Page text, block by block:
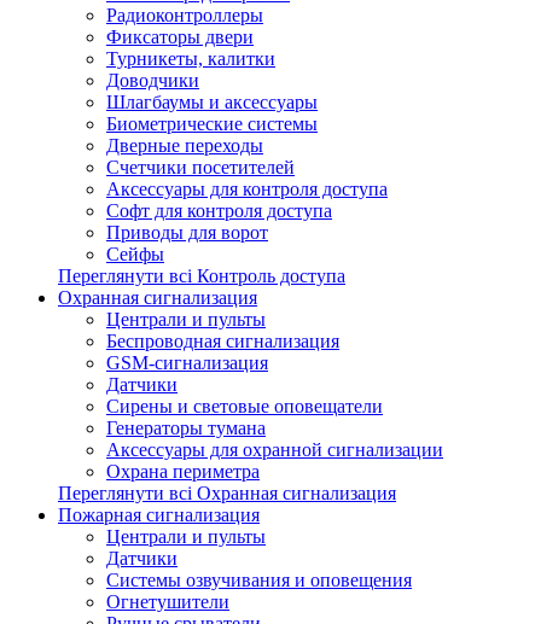
Радиоконтроллеры
Фиксаторы двери
Турникеты, калитки
Доводчики
Шлагбаумы и аксессуары
Биометрические системы
Дверные переходы
Счетчики посетителей
Аксессуары для контроля доступа
Софт для контроля доступа
Приводы для ворот
Сейфы
Переглянути всі Контроль доступа
Охранная сигнализация
Централи и пульты
Беспроводная сигнализация
GSM-сигнализация
Датчики
Сирены и световые оповещатели
Генераторы тумана
Аксессуары для охранной сигнализации
Охрана периметра
Переглянути всі Охранная сигнализация
Пожарная сигнализация
Централи и пульты
Датчики
Системы озвучивания и оповещения
Огнетушители